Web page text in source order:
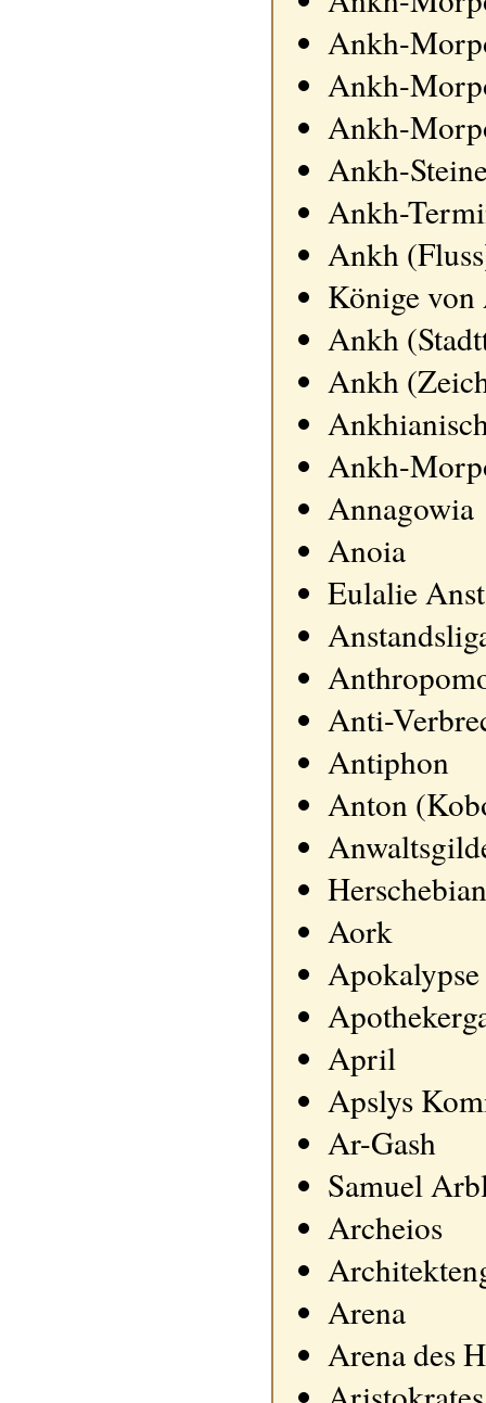
Ankh-
Ankh-
Ankh-
Ankh-
Ankh-
Ankh
Könige
Ankh
Ankh
Ankh-
Annagowia
Anoia
Eulalie
Anti-
Antiphon
Anton
Aork
Apokalypse
April
Apslys
Ar-Gash
Samuel
Archeios
Arena
Arena des